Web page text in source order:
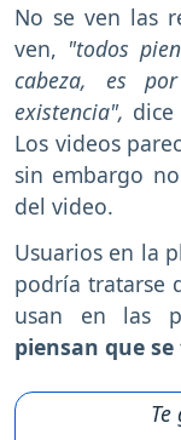
No se ven las
ven, "todos
cabeza, es
existencia",
Los videos
sin embargo
del video.
Usuarios en la
podría tratarse
usan en las
piensan que